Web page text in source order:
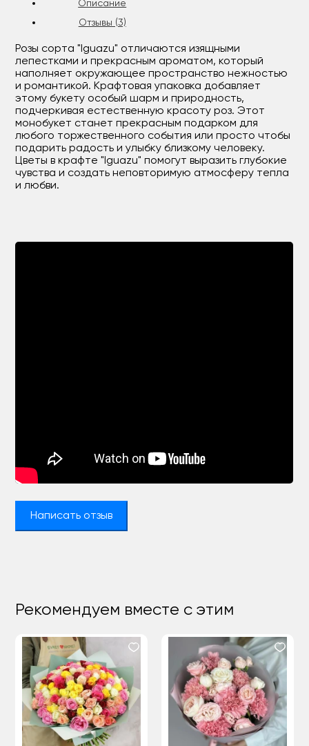
Описание
Отзывы (3)
Розы сорта "Iguazu" отличаются изящными
лепестками и прекрасным ароматом, который
наполняет окружающее пространство нежностью
и романтикой. Крафтовая упаковка добавляет
этому букету особый шарм и природность,
подчеркивая естественную красоту роз. Этот
монобукет станет прекрасным подарком для
любого торжественного события или просто чтобы
подарить радость и улыбку близкому человеку.
Цветы в крафте "Iguazu" помогут выразить глубокие
чувства и создать неповторимую атмосферу тепла
и любви.
Написать отзыв
Рекомендуем вместе с этим